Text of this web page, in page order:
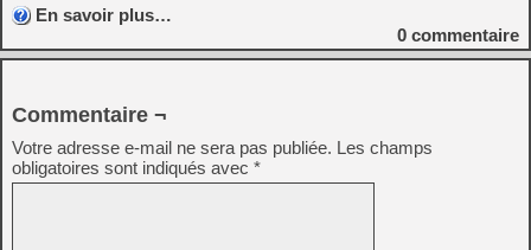
En savoir plus…
0 commentaire
Commentaire ¬
Votre adresse e-mail ne sera pas publiée. Les champs
obligatoires sont indiqués avec *